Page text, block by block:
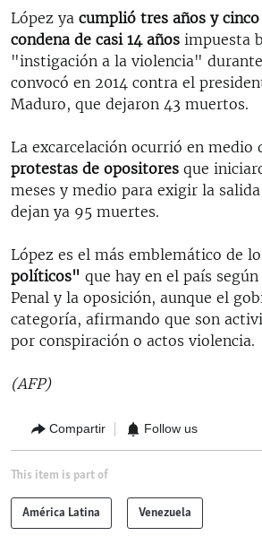
López ya cumplió tres años y
condena de casi 14 años impuesta
"instigación a la violencia"
convocó en 2014 contra el
Maduro, que dejaron 43 muertos.
La excarcelación ocurrió en medio
protestas de opositores que
meses y medio para exigir la
dejan ya 95 muertes.
López es el más emblemático de
políticos" que hay en el país
Penal y la oposición, aunque el
categoría, afirmando que son
por conspiración o actos violencia.
(AFP)
Compartir Follow us
This item is part of
América Latina Venezuela